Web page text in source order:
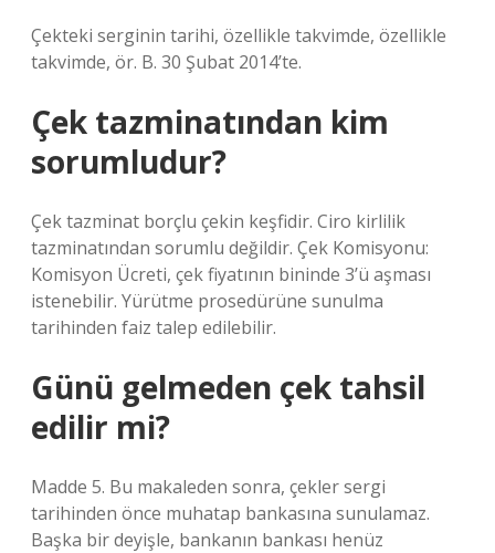
Çekteki serginin tarihi, özellikle takvimde, özellikle
takvimde, ör. B. 30 Şubat 2014’te.
Çek tazminatından kim
sorumludur?
Çek tazminat borçlu çekin keşfidir. Ciro kirlilik
tazminatından sorumlu değildir. Çek Komisyonu:
Komisyon Ücreti, çek fiyatının bininde 3’ü aşması
istenebilir. Yürütme prosedürüne sunulma
tarihinden faiz talep edilebilir.
Günü gelmeden çek tahsil
edilir mi?
Madde 5. Bu makaleden sonra, çekler sergi
tarihinden önce muhatap bankasına sunulamaz.
Başka bir deyişle, bankanın bankası henüz